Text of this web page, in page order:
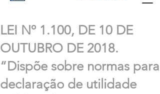
LEI Nº 1.100, DE 10 DE
OUTUBRO DE 2018.
“Dispõe sobre normas para
declaração de utilidade